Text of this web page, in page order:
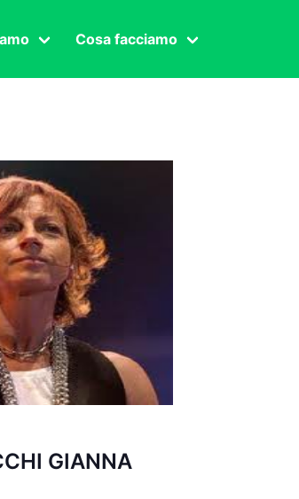
Cosa facciamo
Salute sessuale
Transnazionale
Fuor di Pagina
GIANNA